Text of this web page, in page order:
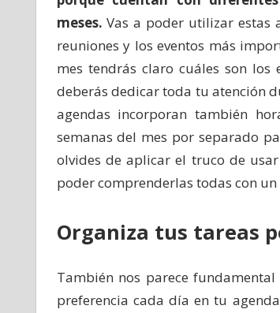
meses. Vas a poder utilizar estas
reuniones y los eventos más
mes tendrás claro cuáles son
deberás dedicar toda tu atención
agendas incorporan también
semanas del mes por separado
olvides de aplicar el truco de
poder comprenderlas todas con
Organiza tus tareas
También nos parece
preferencia cada día en tu